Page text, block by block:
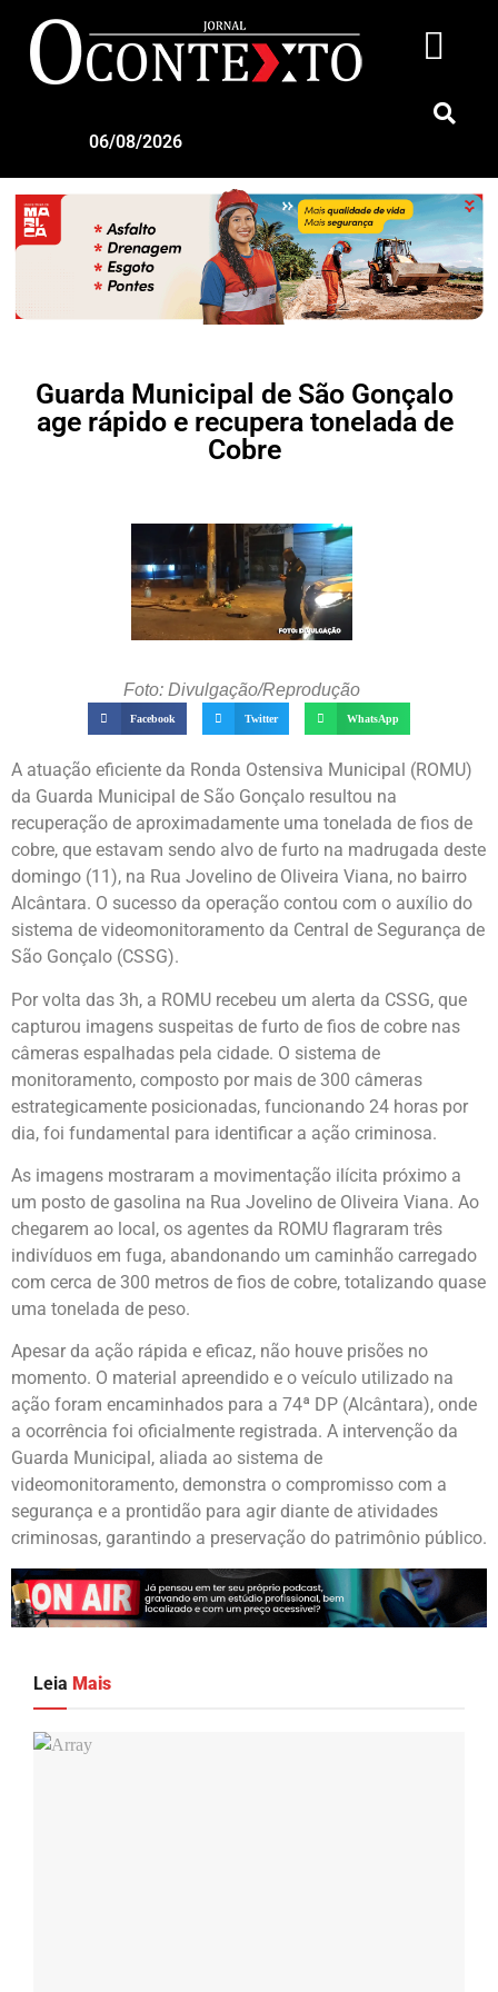
06/08/2026
Guarda Municipal de São Gonçalo
age rápido e recupera tonelada de
Cobre
Foto: Divulgação/Reprodução
Facebook Twitter WhatsApp
A atuação eficiente da Ronda Ostensiva Municipal (ROMU)
da Guarda Municipal de São Gonçalo resultou na
recuperação de aproximadamente uma tonelada de fios de
cobre, que estavam sendo alvo de furto na madrugada deste
domingo (11), na Rua Jovelino de Oliveira Viana, no bairro
Alcântara. O sucesso da operação contou com o auxílio do
sistema de videomonitoramento da Central de Segurança de
São Gonçalo (CSSG).
Por volta das 3h, a ROMU recebeu um alerta da CSSG, que
capturou imagens suspeitas de furto de fios de cobre nas
câmeras espalhadas pela cidade. O sistema de
monitoramento, composto por mais de 300 câmeras
estrategicamente posicionadas, funcionando 24 horas por
dia, foi fundamental para identificar a ação criminosa.
As imagens mostraram a movimentação ilícita próximo a
um posto de gasolina na Rua Jovelino de Oliveira Viana. Ao
chegarem ao local, os agentes da ROMU flagraram três
indivíduos em fuga, abandonando um caminhão carregado
com cerca de 300 metros de fios de cobre, totalizando quase
uma tonelada de peso.
Apesar da ação rápida e eficaz, não houve prisões no
momento. O material apreendido e o veículo utilizado na
ação foram encaminhados para a 74ª DP (Alcântara), onde
a ocorrência foi oficialmente registrada. A intervenção da
Guarda Municipal, aliada ao sistema de
videomonitoramento, demonstra o compromisso com a
segurança e a prontidão para agir diante de atividades
criminosas, garantindo a preservação do patrimônio público.
Leia Mais